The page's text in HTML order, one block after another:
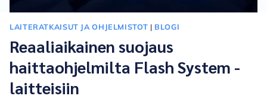
LAITERATKAISUT JA OHJELMISTOT | BLOGI
Reaaliaikainen suojaus
haittaohjelmilta Flash System -
laitteisiin